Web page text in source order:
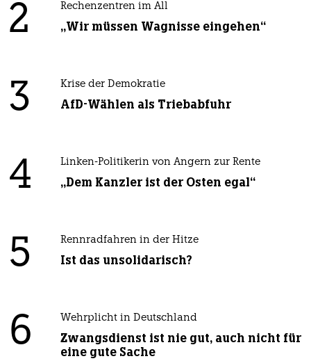
2 Rechenzentren im All
„Wir müssen Wagnisse eingehen“
3 Krise der Demokratie
AfD-Wählen als Triebabfuhr
4 Linken-Politikerin von Angern zur Rente
„Dem Kanzler ist der Osten egal“
5 Rennradfahren in der Hitze
Ist das unsolidarisch?
6 Wehrplicht in Deutschland
Zwangsdienst ist nie gut, auch nicht für
eine gute Sache